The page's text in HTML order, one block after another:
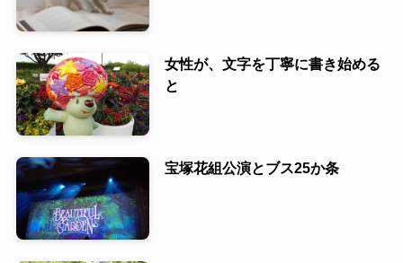
女性が、文字を丁寧に書き始める
と
宝塚花組公演とブス25か条